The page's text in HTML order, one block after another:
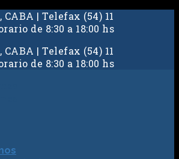
CABA | Telefax (54) 11
de 8:30 a 18:00 hs
CABA | Telefax (54) 11
de 8:30 a 18:00 hs